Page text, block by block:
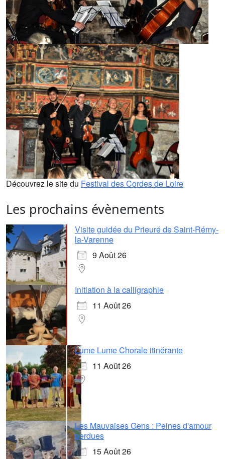
Découvrez le site du Festival des Cordes de Loire
Les prochains évènements
Visite guidée du Prieuré de Saint-Rémy-
la-Varenne
9 Août 26
Initiation à la calligraphie
11 Août 26
Lume Lume Chorale itinérante
11 Août 26
Les Mauvaises Gens : Peines d'amour
perdues
15 Août 26